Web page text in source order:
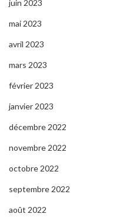
juin 2023
mai 2023
avril 2023
mars 2023
février 2023
janvier 2023
décembre 2022
novembre 2022
octobre 2022
septembre 2022
août 2022